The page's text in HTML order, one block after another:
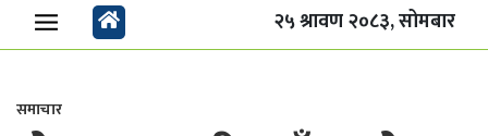
२५ श्रावण २०८३, सोमबार
समाचार